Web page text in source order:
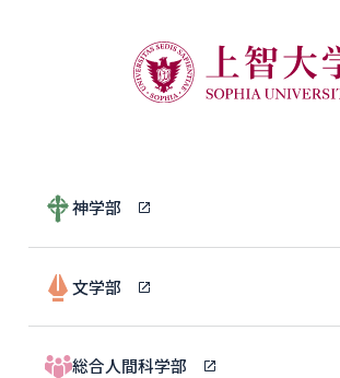
神学部
文学部
総合人間科学部